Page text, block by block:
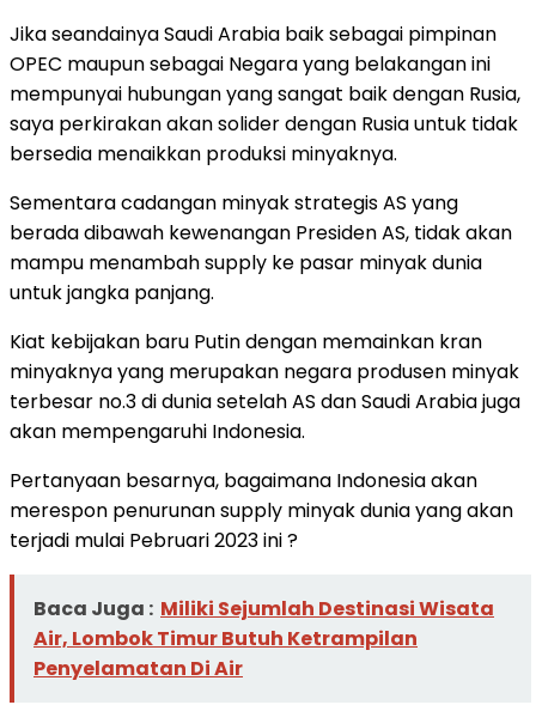
Jika seandainya Saudi Arabia baik sebagai pimpinan
OPEC maupun sebagai Negara yang belakangan ini
mempunyai hubungan yang sangat baik dengan Rusia,
saya perkirakan akan solider dengan Rusia untuk tidak
bersedia menaikkan produksi minyaknya.
Sementara cadangan minyak strategis AS yang
berada dibawah kewenangan Presiden AS, tidak akan
mampu menambah supply ke pasar minyak dunia
untuk jangka panjang.
Kiat kebijakan baru Putin dengan memainkan kran
minyaknya yang merupakan negara produsen minyak
terbesar no.3 di dunia setelah AS dan Saudi Arabia juga
akan mempengaruhi Indonesia.
Pertanyaan besarnya, bagaimana Indonesia akan
merespon penurunan supply minyak dunia yang akan
terjadi mulai Pebruari 2023 ini ?
Baca Juga : Miliki Sejumlah Destinasi Wisata
Air, Lombok Timur Butuh Ketrampilan
Penyelamatan Di Air